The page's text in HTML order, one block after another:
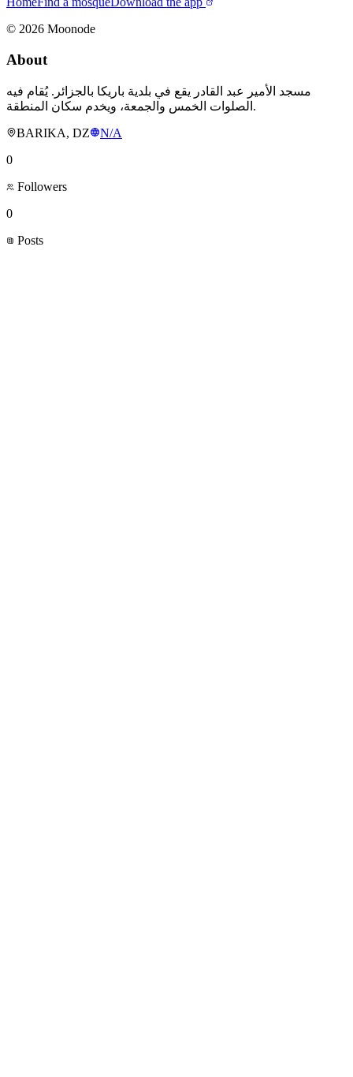
© 2026 Moonode
About
مسجد الأمير عبد القادر يقع في بلدية باريكا بالجزائر. يُقام فيه
الصلوات الخمس والجمعة، ويخدم سكان المنطقة.
BARIKA, DZ
N/A
0
Followers
0
Posts